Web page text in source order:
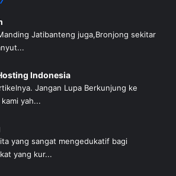
Jatibanteng juga,Bronjong sekitar
Indonesia
Jangan Lupa Berkunjung ke
yah...
yang sangat mengedukatif bagi
yang kur...